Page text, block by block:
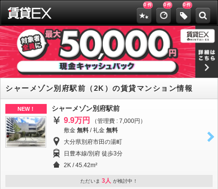
0 件 0件 0件
シャーメゾン別府駅前（2K）の賃貸マンション情報
NEW！ シャーメゾン別府駅前
9.9万円
（管理費 : 7,000円）
敷金 無料 /礼金 無料
大分県別府市田の湯町
日豊本線/別府 徒歩3分
2K / 45.42m²
ただいま 3人 が検討中！